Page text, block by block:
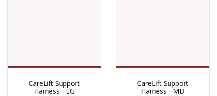
CareLift Support
Harness - LG
CareLift Support
Harness - MD